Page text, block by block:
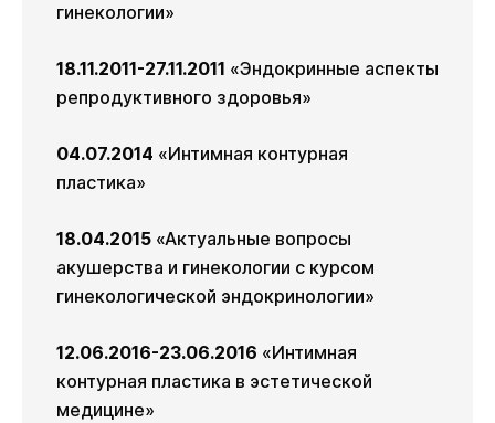
гинекологии»
18.11.2011-27.11.2011 «Эндокринные аспекты
репродуктивного здоровья»
04.07.2014 «Интимная контурная
пластика»
18.04.2015 «Актуальные вопросы
акушерства и гинекологии с курсом
гинекологической эндокринологии»
12.06.2016-23.06.2016 «Интимная
контурная пластика в эстетической
медицине»